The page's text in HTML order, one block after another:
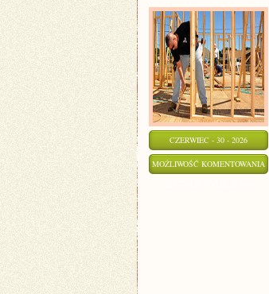
CZERWIEC - 30 - 2026
MOŻLIWOŚĆ KOMENTOWANIA